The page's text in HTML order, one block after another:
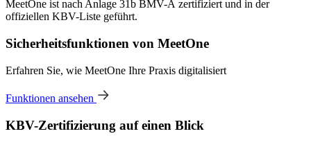
MeetOne ist nach Anlage 31b BMV-Ä zertifiziert und in der
offiziellen KBV-Liste geführt.
Sicherheitsfunktionen von MeetOne
Erfahren Sie, wie MeetOne Ihre Praxis digitalisiert
Funktionen ansehen
KBV-Zertifizierung auf einen Blick